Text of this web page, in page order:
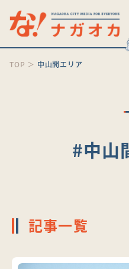
TOP ＞ 中山間エリア
#中山
記事一覧